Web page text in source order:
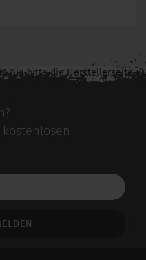
Sie bitte dieHerstellerseite